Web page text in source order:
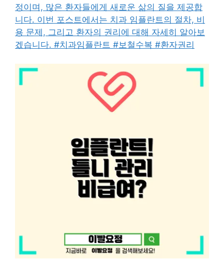
정이며, 많은 환자들에게 새로운 삶의 질을 제공합
니다. 이번 포스트에서는 치과 임플란트의 절차, 비
용 문제, 그리고 환자의 권리에 대해 자세히 알아보
겠습니다. #치과임플란트 #보철수복 #환자권리